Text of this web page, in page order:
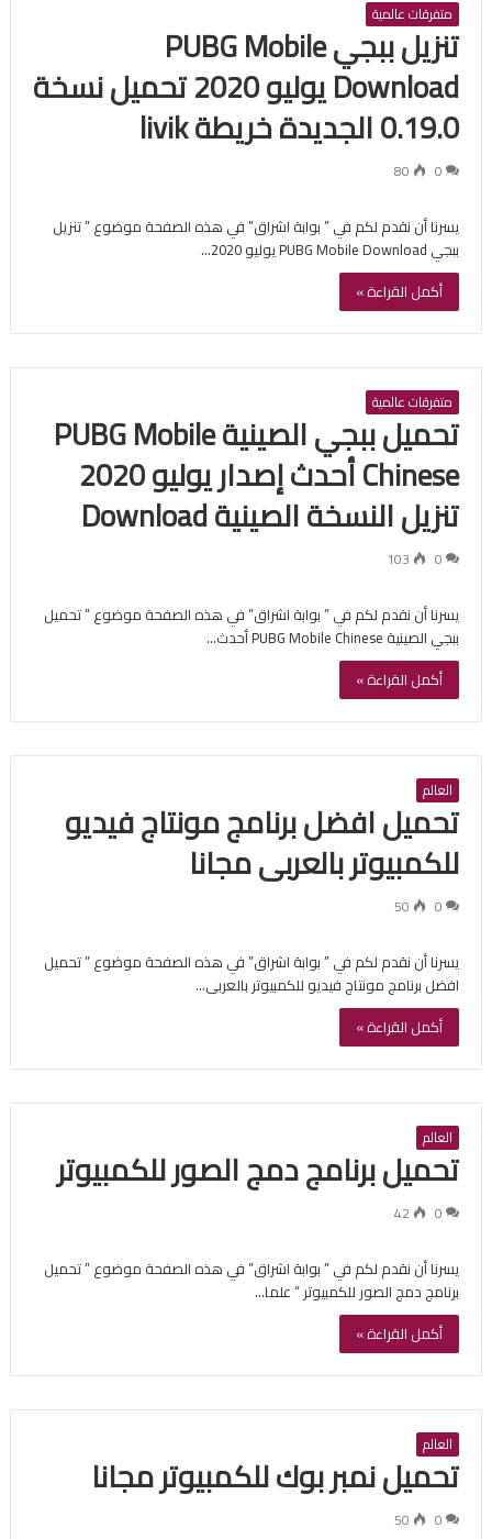
متفرقات عالمية
تنزيل ببجي PUBG Mobile
Download يوليو 2020 تحميل نسخة
0.19.0 الجديدة خريطة livik
0
80
يسرنا أن نقدم لكم في ” بوابة اشراق” في هذه الصفحة موضوع ” تنزيل
ببجي PUBG Mobile Download يوليو 2020…
أكمل القراءة »
متفرقات عالمية
تحميل ببجي الصينية PUBG Mobile
Chinese أحدث إصدار يوليو 2020
تنزيل النسخة الصينية Download
0
103
يسرنا أن نقدم لكم في ” بوابة اشراق” في هذه الصفحة موضوع ” تحميل
ببجي الصينية PUBG Mobile Chinese أحدث…
أكمل القراءة »
العالم
تحميل افضل برنامج مونتاج فيديو
للكمبيوتر بالعربى مجانا
0
50
يسرنا أن نقدم لكم في ” بوابة اشراق” في هذه الصفحة موضوع ” تحميل
افضل برنامج مونتاج فيديو للكمبيوتر بالعربى…
أكمل القراءة »
العالم
تحميل برنامج دمج الصور للكمبيوتر
0
42
يسرنا أن نقدم لكم في ” بوابة اشراق” في هذه الصفحة موضوع ” تحميل
برنامج دمج الصور للكمبيوتر ” علما…
أكمل القراءة »
العالم
تحميل نمبر بوك للكمبيوتر مجانا
0
50